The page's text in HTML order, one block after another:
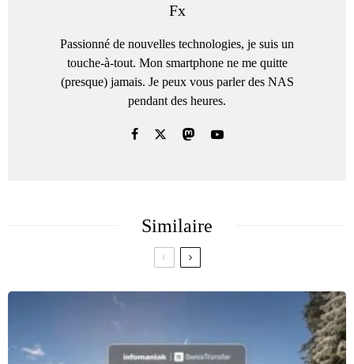
Fx
Passionné de nouvelles technologies, je suis un
touche-à-tout. Mon smartphone ne me quitte
(presque) jamais. Je peux vous parler des NAS
pendant des heures.
Similaire